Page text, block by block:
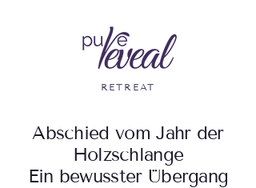
RETREAT
Abschied vom Jahr der
Holzschlange
Ein bewusster Übergang